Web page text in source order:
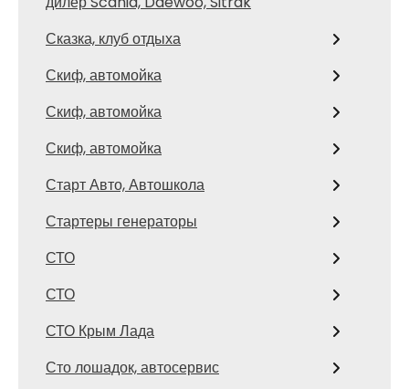
Сказка, клуб отдыха
Скиф, автомойка
Скиф, автомойка
Скиф, автомойка
Старт Авто, Автошкола
Стартеры генераторы
СТО
СТО
СТО Крым Лада
Сто лошадок, автосервис